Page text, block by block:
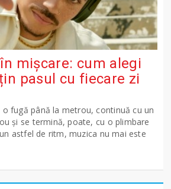
mișcare: cum alegi
pasul cu fiecare zi
fugă până la metrou, continuă cu un
și se termină, poate, cu o plimbare
astfel de ritm, muzica nu mai este